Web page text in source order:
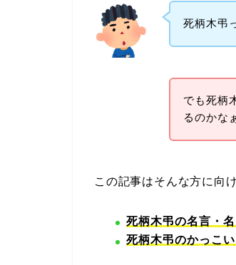
死柄木弔
でも死柄
るのかな
この記事はそんな方に向
死柄木弔の名言・
死柄木弔のかっこ